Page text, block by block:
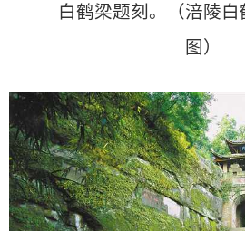
白鹤梁题刻。（涪陵
图）